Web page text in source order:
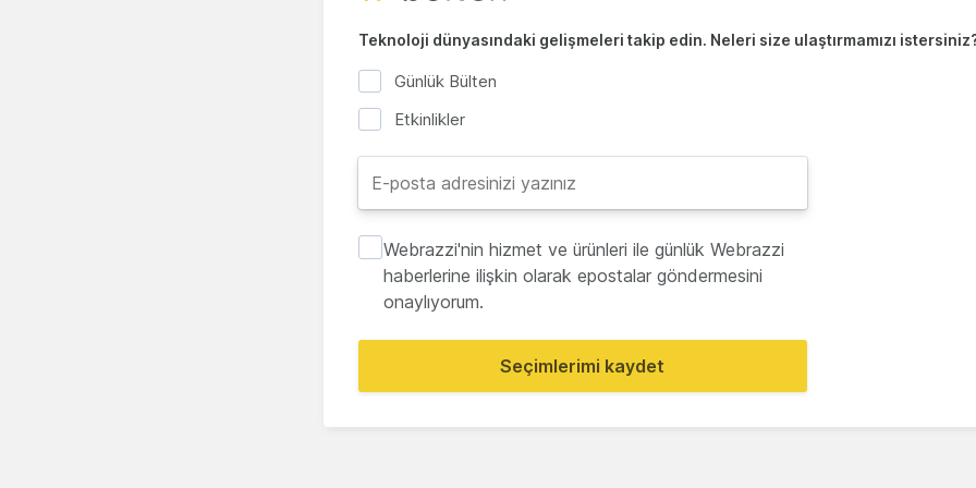
Teknoloji dünyasındaki gelişmeleri takip edin. Neleri size ulaştırmamızı
Günlük Bülten
Etkinlikler
Webrazzi'nin hizmet ve ürünleri ile günlük Webrazzi
haberlerine ilişkin olarak epostalar göndermesini
onaylıyorum.
Seçimlerimi kaydet